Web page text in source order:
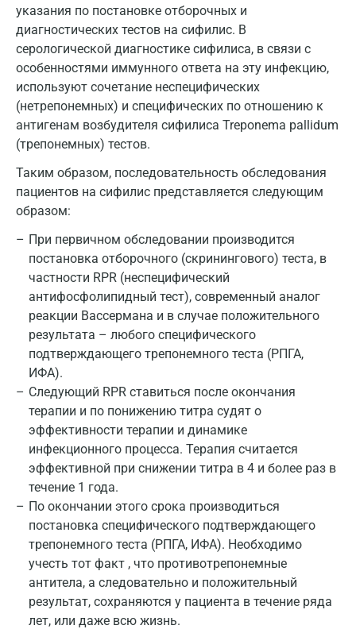
указания по постановке отборочных и
диагностических тестов на сифилис. В
серологической диагностике сифилиса, в связи с
особенностями иммунного ответа на эту инфекцию,
используют сочетание неспецифических
(нетрепонемных) и специфических по отношению к
антигенам возбудителя сифилиса Treponema pallidum
(трепонемных) тестов.
Таким образом, последовательность обследования
пациентов на сифилис представляется следующим
образом:
При первичном обследовании производится
постановка отборочного (скринингового) теста, в
частности RPR (неспецифический
антифосфолипидный тест), современный аналог
реакции Вассермана и в случае положительного
результата – любого специфического
подтверждающего трепонемного теста (РПГА,
ИФА).
Следующий RPR ставиться после окончания
терапии и по понижению титра судят о
эффективности терапии и динамике
инфекционного процесса. Терапия считается
эффективной при снижении титра в 4 и более раз в
течение 1 года.
По окончании этого срока производиться
постановка специфического подтверждающего
трепонемного теста (РПГА, ИФА). Необходимо
учесть тот факт , что противотрепонемные
антитела, а следовательно и положительный
результат, сохраняются у пациента в течение ряда
лет, или даже всю жизнь.
Долгопрудный
Домодедово
Жуковский
Звенигород
Зеленоград
Ивантеевка
Ижевск
Истра
Йошкар-Ола
Калининград
Калуга
Кемерово
Ковров
Коломна
Королев
Кострома
Котельники
Красногорск